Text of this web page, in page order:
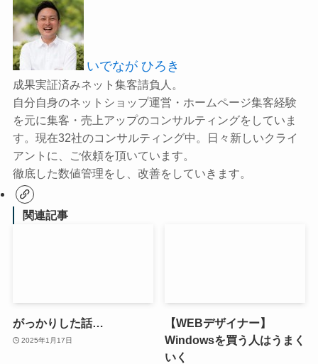
いでなが ひろき
成果実証済みネット集客請負人。
自分自身のネットショップ運営・ホームページ集客経験
を元に集客・売上アップのコンサルティングをしていま
す。現在32社のコンサルティング中。日々新しいクライ
アントに、ご依頼を頂いています。
徹底した数値管理をし、改善をしていきます。
関連記事
がっかりした話…
2025年1月17日
【WEBデザイナー】
Windowsを買う人はうまく
いく